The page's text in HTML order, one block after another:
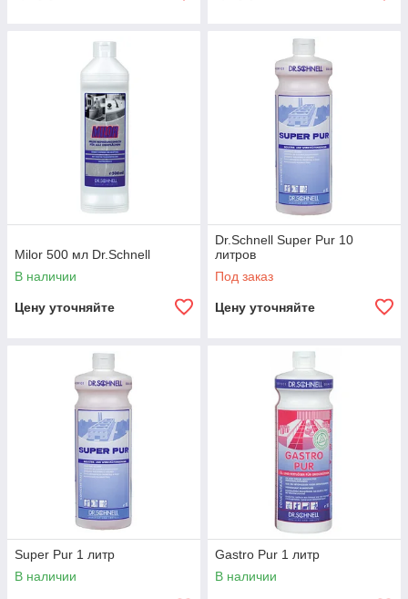
Milor 500 мл Dr.Schnell
В наличии
Цену уточняйте
Dr.Schnell Super Pur 10
литров
Под заказ
Цену уточняйте
Super Pur 1 литр
В наличии
Gastro Pur 1 литр
В наличии